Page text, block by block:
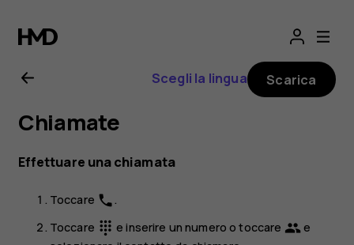
Manuale
d'uso
del
Nokia
X10
Scegli la lingua Scarica
Chiamate
Effettuare una chiamata
Toccare phone .
Toccare dialpad e inserire un numero o toccare groupe